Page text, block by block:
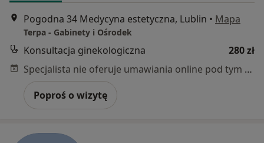
Pogodna 34 Medycyna estetyczna, Lublin • Mapa
Terpa - Gabinety i Ośrodek
Konsultacja ginekologiczna
280 zł
Specjalista nie oferuje umawiania online pod tym adresem.
Poproś o wizytę